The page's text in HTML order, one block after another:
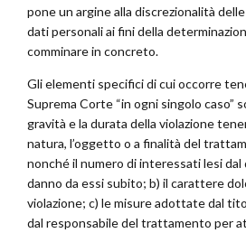
pone un argine alla discrezionalità
dati personali ai fini della
comminare in concreto.
Gli elementi specifici di cui occorre
Suprema Corte “in ogni singolo caso”
gravità e la durata della violazione
natura, l’oggetto o a finalità del
nonché il numero di interessati lesi dal
danno da essi subito; b) il carattere
violazione; c) le misure adottate dal
dal responsabile del trattamento per